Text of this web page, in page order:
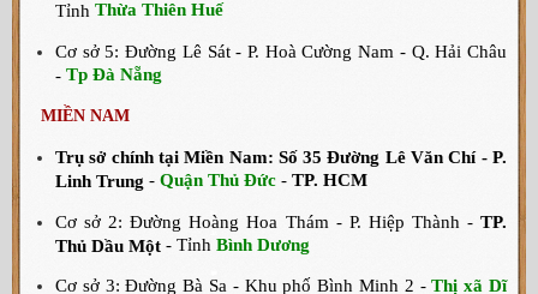
Tỉnh Thừa Thiên Huế
Cơ sở 5: Đường Lê Sát - P. Hoà Cường Nam - Q. Hải Châu
- Tp Đà Nẵng
MIỀN NAM
Trụ sở chính tại Miền Nam: Số 35 Đường Lê Văn Chí - P.
Linh Trung - Quận Thủ Đức - TP. HCM
Cơ sở 2: Đường Hoàng Hoa Thám - P. Hiệp Thành - TP.
Thủ Dầu Một - Tỉnh Bình Dương
Cơ sở 3: Đường Bà Sa - Khu phố Bình Minh 2 -Thị xã Dĩ